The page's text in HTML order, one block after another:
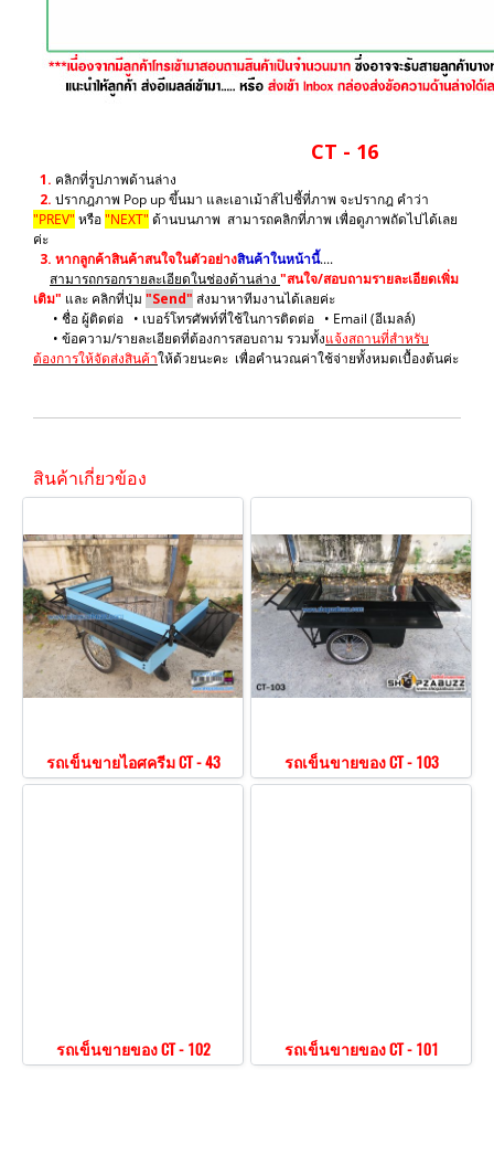
CT - 16
1. คลิกที่รูปภาพด้านล่าง
2. ปรากฎภาพ Pop up ขึ้นมา และเอาเม้าส์ไปชี้ที่ภาพ จะปรากฎ คำว่า
"PREV" หรือ"NEXT" ด้านบนภาพ สามารถคลิกที่ภาพ เพื่อดูภาพถัดไปได้เลย
ค่ะ
3. หากลูกค้าสินค้าสนใจในตัวอย่างสินค้าในหน้านี้....
สามารถกรอกรายละเอียดในช่องด้านล่าง "สนใจ/สอบถามรายละเอียดเพิ่ม
เติม" และ คลิกที่ปุ่ม "Send" ส่งมาหาทีมงานได้เลยค่ะ
• ชื่อ ผู้ติดต่อ • เบอร์โทรศัพท์ที่ใช้ในการติดต่อ • Email (อีเมลล์)
• ข้อความ/รายละเอียดที่ต้องการสอบถาม รวมทั้งแจ้งสถานที่สำหรับ
ต้องการให้จัดส่งสินค้าให้ด้วยนะคะ เพื่อคำนวณค่าใช้จ่ายทั้งหมดเบื้องต้นค่ะ
สินค้าเกี่ยวข้อง
รถเข็นขายไอศครีม CT - 43 รถเข็นขายของ CT - 103
รถเข็นขายของ CT - 102 รถเข็นขายของ CT - 101